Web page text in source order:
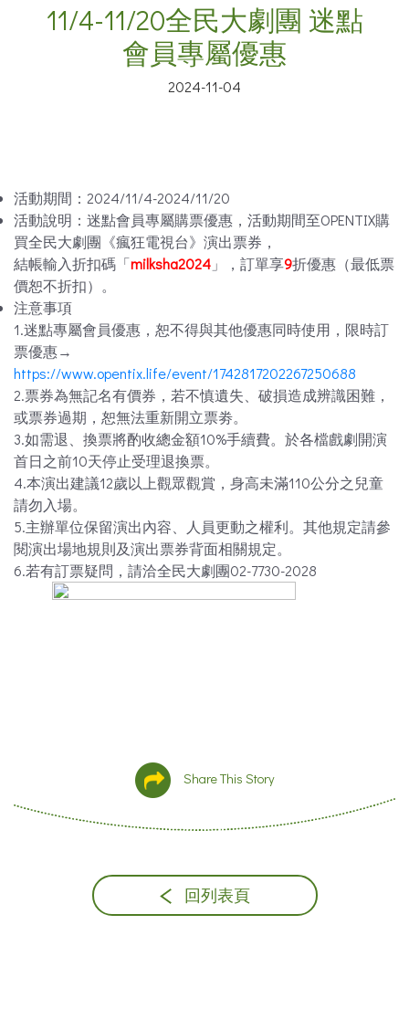
11/4-11/20全民大劇團 迷點
會員專屬優惠
2024-11-04
活動期間：2024/11/4-2024/11/20
活動說明：迷點會員專屬購票優惠，活動期間至OPENTIX購
買全民大劇團《瘋狂電視台》演出票券，
結帳輸入折扣碼「milksha2024 」，訂單享9折優惠（最低票
價恕不折扣）。
注意事項
1.迷點專屬會員優惠，恕不得與其他優惠同時使用，限時訂
票優惠→
https://www.opentix.life/event/1742817202267250688
2.票券為無記名有價券，若不慎遺失、破損造成辨識困難，
或票券過期，恕無法重新開立票劵。
3.如需退、換票將酌收總金額10%手續費。於各檔戲劇開演
首日之前10天停止受理退換票。
4.本演出建議12歲以上觀眾觀賞，身高未滿110公分之兒童
請勿入場。
5.主辦單位保留演出內容、人員更動之權利。其他規定請參
閱演出場地規則及演出票券背面相關規定。
6.若有訂票疑問，請洽全民大劇團02-7730-2028
Share This Story
回列表頁